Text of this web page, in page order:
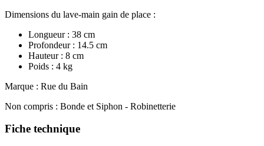
Dimensions du lave-main gain de place :
Longueur : 38 cm
Profondeur : 14.5 cm
Hauteur : 8 cm
Poids : 4 kg
Marque : Rue du Bain
Non compris : Bonde et Siphon - Robinetterie
Fiche technique